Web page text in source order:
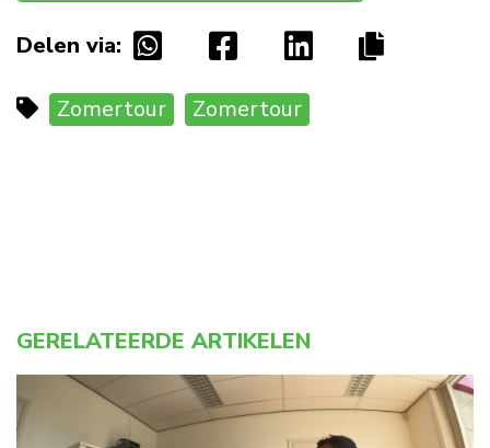
Delen via:
Zomertour Zomertour
GERELATEERDE ARTIKELEN